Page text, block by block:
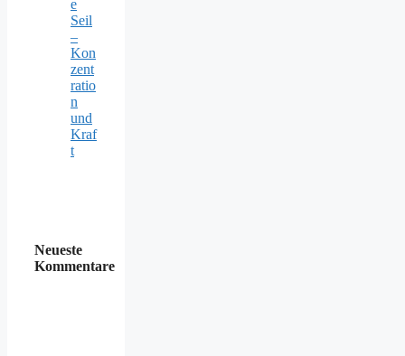
e
Seil
–
Kon
zent
ratio
n
und
Kraf
t
Neueste
Kommentare